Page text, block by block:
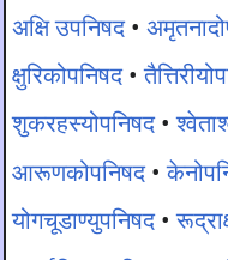
अक्षि उपनिषद•
क्षुरिकोपनिषद•
शुकरहस्योपनिषद•
आरूणकोपनिषद•
योगचूडाण्युपनिषद•